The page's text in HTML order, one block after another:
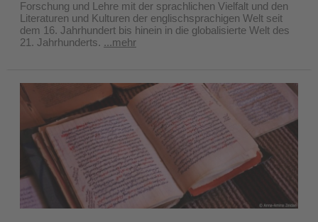
Forschung und Lehre mit der sprachlichen Vielfalt und den
Literaturen und Kulturen der englischsprachigen Welt seit
dem 16. Jahrhundert bis hinein in die globalisierte Welt des
21. Jahrhunderts. ...mehr